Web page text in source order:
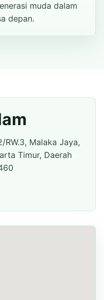
muda dalam
depan.
RW.3, Malaka Jaya,
Timur, Daerah